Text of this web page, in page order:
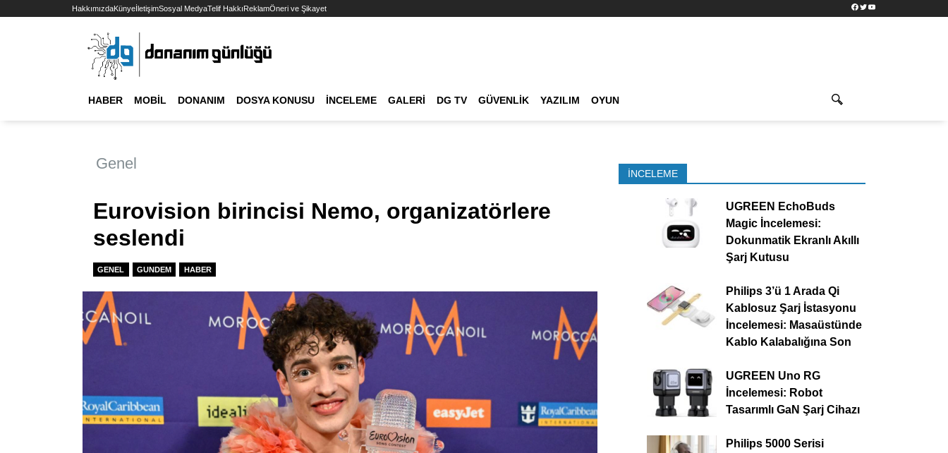
HakkımızdaKünyeİletişimSosyal MedyaTelif HakkıReklamÖneri ve Şikayet Facebook
TwitterYouTube
HABER MOBIL DONANIM DOSYA KONUSU İNCELEME GALERI DG TV GÜVENLIK YAZILIM OYUN
Genel
Eurovision birincisi Nemo, organizatörlere
seslendi
GENEL GUNDEM HABER
İNCELEME
UGREEN EchoBuds
Magic İncelemesi:
Dokunmatik Ekranlı Akıllı
Şarj Kutusu
Philips 3’ü 1 Arada Qi
Kablosuz Şarj İstasyonu
İncelemesi: Masaüstünde
Kablo Kalabalığına Son
UGREEN Uno RG
İncelemesi: Robot
Tasarımlı GaN Şarj Cihazı
Philips 5000 Serisi